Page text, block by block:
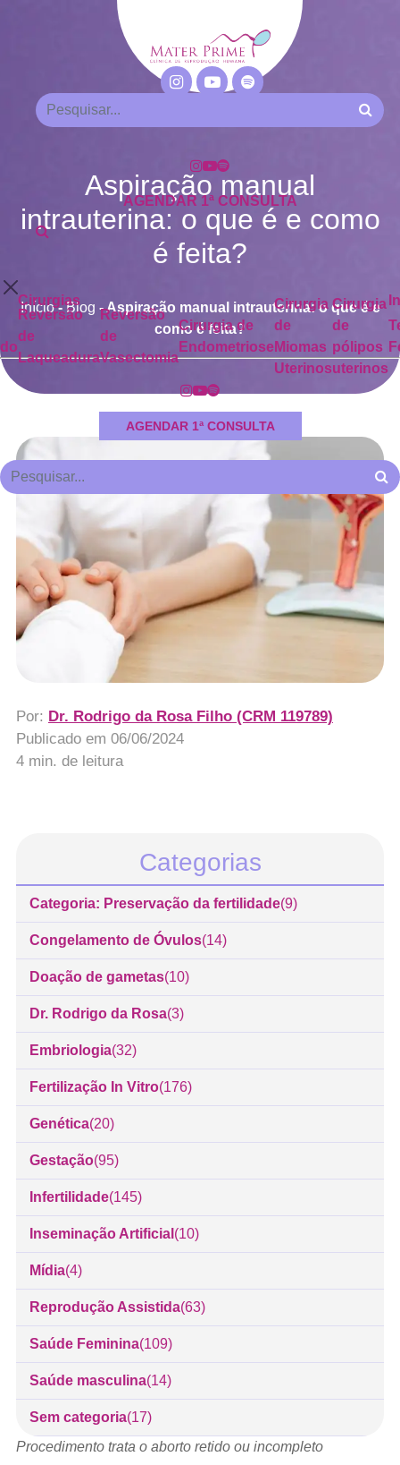
AGENDAR 1ª CONSULTA
Cirurgias
Reversão
de
Laqueadura
Reversão
de
Vasectomia
Cirurgia de
Endometriose
Cirurgia
de
Miomas
Uterinos
Cirurgia
de
pólipos
uterinos
AGENDAR 1ª CONSULTA
Aspiração manual
intrauterina: o que é e como
é feita?
Início-Blog -Aspiração manual intrauterina: o que é e
como é feita?
Por: Dr. Rodrigo da Rosa Filho (CRM 119789)
Publicado em 06/06/2024
4 min. de leitura
Categorias
Categoria: Preservação da fertilidade(9)
Congelamento de Óvulos(14)
Doação de gametas(10)
Dr. Rodrigo da Rosa(3)
Embriologia(32)
Fertilização In Vitro(176)
Genética(20)
Gestação(95)
Infertilidade(145)
Inseminação Artificial (10)
Mídia(4)
Reprodução Assistida(63)
Saúde Feminina(109)
Saúde masculina(14)
Sem categoria(17)
Procedimento trata o aborto retido ou incompleto